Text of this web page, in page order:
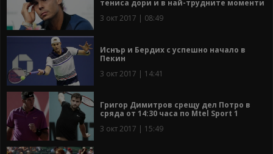
тениса дори и в най-трудните моменти
3 окт 2017 | 08:49
Иснър и Бердих с успешно начало в
Пекин
3 окт 2017 | 14:41
Григор Димитров срещу дел Потро в
сряда от 14:30 часа по Mtel Sport 1
3 окт 2017 | 15:49